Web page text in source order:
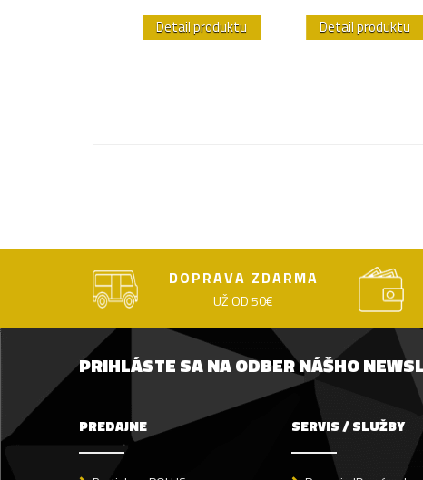
Detail produktu Detail produktu
DOPRAVA ZDARMA
UŽ OD 50€
PRIHLÁSTE SA NA ODBER NÁŠHO
PREDAJNE SERVIS / SLUŽBY